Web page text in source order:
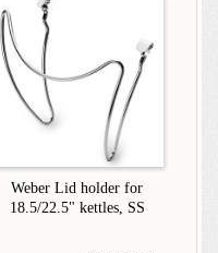
Weber Lid holder for
18.5/22.5" kettles, SS